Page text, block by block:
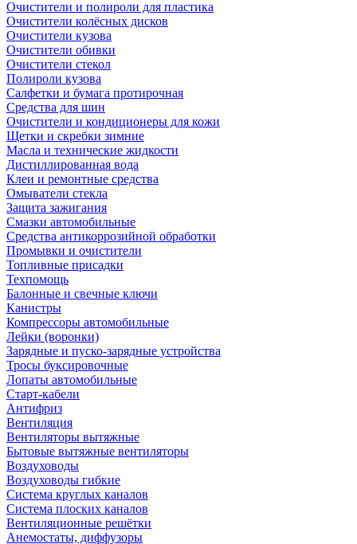
Очистители и полироли для пластика
Очистители колёсных дисков
Очистители кузова
Очистители обивки
Очистители стекол
Полироли кузова
Салфетки и бумага протирочная
Средства для шин
Очистители и кондиционеры для кожи
Щетки и скребки зимние
Масла и технические жидкости
Дистиллированная вода
Клеи и ремонтные средства
Омыватели стекла
Защита зажигания
Смазки автомобильные
Средства антикоррозийной обработки
Промывки и очистители
Топливные присадки
Техпомощь
Балонные и свечные ключи
Канистры
Компрессоры автомобильные
Лейки (воронки)
Зарядные и пуско-зарядные устройства
Тросы буксировочные
Лопаты автомобильные
Старт-кабели
Антифриз
Вентиляция
Вентиляторы вытяжные
Бытовые вытяжные вентиляторы
Воздуховоды
Воздуховоды гибкие
Система круглых каналов
Система плоских каналов
Вентиляционные решётки
Анемостаты, диффузоры